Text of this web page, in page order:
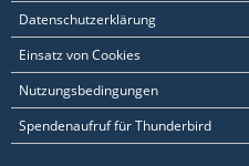
Datenschutzerklärung
Einsatz von Cookies
Nutzungsbedingungen
Spendenaufruf für Thunderbird